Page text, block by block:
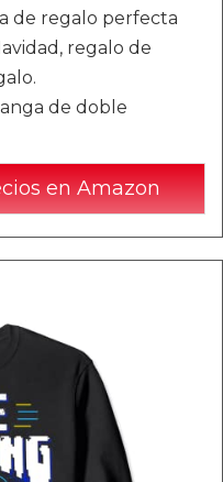
de regalo perfecta
regalo de
de doble
en Amazon